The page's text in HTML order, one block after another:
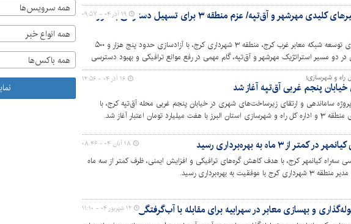
آزادسازی مسیرهای کلیدی مهرشهر و آق‌تپه/ عزم منطقه ۳ برای تسهیل دسترسی به فرودگاه
در ادامه برنامه‌های توسعه شبکه معابر غرب کرج، منطقه ۳ شهرداری کرج، با آزادسازی حدود پنج هزار و ۵۰۰
در دو مسیر استراتژیک مهرشهر و آق‌تپه، گام مهمی در رفع موانع ترافیکی و بهبود دسترسی
به فرودگاه پیام برداشت.
۱۹ آذر ۰۴ - ۰۹:۵۷
راه و شهرسازی؛
خیابان پنجم غربی آق‌تپه آغاز شد
ساماندهی و ارتقای زیرساخت‌های شهری در خیابان پنجم غربی محله آق‌تپه کرج، با
تومان اعتبار آغاز شد.
۱۶ آذر ۰۴ - ۱۲:۵۶
از ۳ ماه به بهره‌برداری رسید
سه‌راه کیانمهر کرج، با هدف کاهش گره‌های ترافیکی و افزایش ایمنی، ظرف کمتر از سه ماه
موفقیت به بهره‌برداری رسید.
۱۸ آبان ۰۴ - ۰۸:۴۶
و بهسازی معابر در سهرابیه برای مقابله با آب‌گرفتگی ۱۲ شهریور ۰۴ - ۱۱:۱۰
همه سرویس‌ها
همه انواع خبر
همه باکس‌ها